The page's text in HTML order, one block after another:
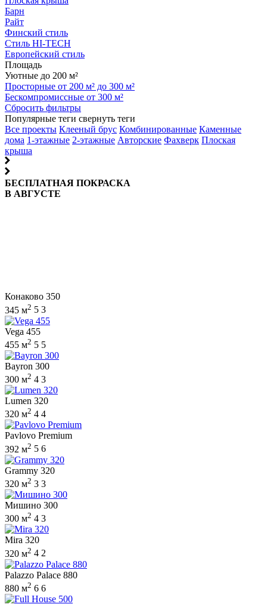
Барн
Райт
Финский стиль
Стиль HI-TECH
Европейский стиль
Площадь
Уютные до 200 м²
Просторные от 200 м² до 300 м²
Бескомпромиссные от 300 м²
Сбросить фильтры
Популярные теги свернуть теги
Все проекты Клееный брус Комбинированные Каменные
дома 1-этажные 2-этажные Авторские Фахверк Плоская
крыша
БЕСПЛАТНАЯ ПОКРАСКА
В АВГУСТЕ
Конаково 350
345 м2 5 3
Vega 455
455 м2 5 5
Bayron 300
300 м2 4 3
Lumen 320
320 м2 4 4
Pavlovo Premium
392 м2 5 6
Grammy 320
320 м2 3 3
Мишино 300
300 м2 4 3
Mira 320
320 м2 4 2
Palazzo Palace 880
880 м2 6 6